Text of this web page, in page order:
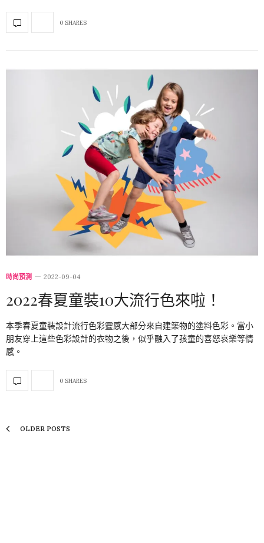
0 SHARES
時尚預測 2022-09-04
2022春夏童裝10大流行色來啦！
本季春夏童裝設計流行色彩靈感大部分來自建築物的塗料色彩。當小
朋友穿上這些色彩設計的衣物之後，似乎融入了孩童的喜怒哀樂等情
感。
0 SHARES
OLDER POSTS